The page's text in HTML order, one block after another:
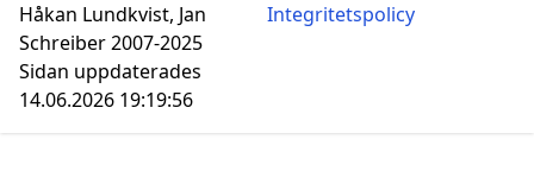
Håkan Lundkvist, Jan
Schreiber 2007-2025
Sidan uppdaterades
14.06.2026 19:19:56
Integritetspolicy